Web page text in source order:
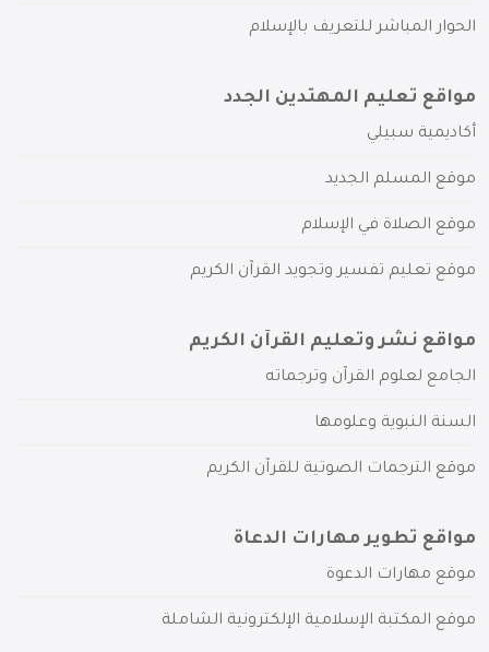
الحوار المباشر للتعريف بالإسلام
مواقع تعليم المهتدين الجدد
أكاديمية سبيلي
موقع المسلم الجديد
موقع الصلاة في الإسلام
موقع تعليم تفسير وتجويد القرآن الكريم
مواقع نشر وتعليم القرآن الكريم
الجامع لعلوم القرآن وترجماته
السنة النبوية وعلومها
موقع الترجمات الصوتية للقرآن الكريم
مواقع تطوير مهارات الدعاة
موقع مهارات الدعوة
موقع المكتبة الإسلامية الإلكترونية الشاملة